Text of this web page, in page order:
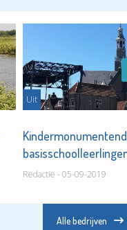
Uit
Redactie - 05-09-2019
Alle bedrijven